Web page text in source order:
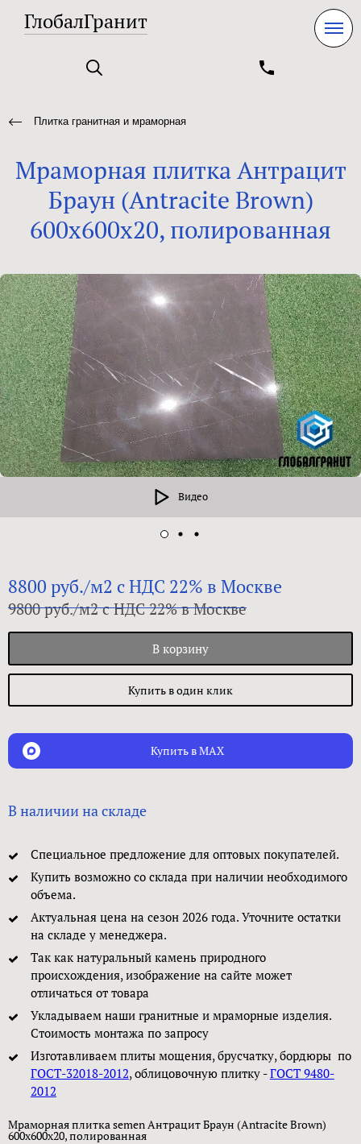
ГлобалГранит
Плитка гранитная и мраморная
Мраморная плитка Антрацит
Браун (Antracite Brown)
600x600x20, полированная
Видео
8800 руб./м2 с НДС 22% в Москве
9800 руб./м2 с НДС 22% в Москве
В корзину
Купить в один клик
Купить в MAX
В наличии на складе
Специальное предложение для оптовых покупателей.
Купить возможно со склада при наличии необходимого
объема.
Актуальная цена на сезон 2026 года. Уточните остатки
на складе у менеджера.
Так как натуральный камень природного
происхождения, изображение на сайте может
отличаться от товара
Укладываем наши гранитные и мраморные изделия.
Стоимость монтажа по запросу
Изготавливаем плиты мощения, брусчатку, бордюры по
ГОСТ-32018-2012, облицовочную плитку -ГОСТ 9480-
2012
Мраморная плитка semen Антрацит Браун (Antracite Brown)
600x600x20, полированная